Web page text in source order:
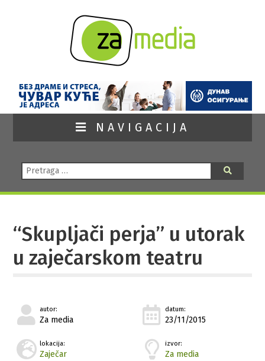
NAVIGACIJA
Pretraga:
“Skupljači perja” u utorak
u zaječarskom teatru
autor:
Za media
datum:
23/11/2015
lokacija:
Zaječar
izvor:
Za media